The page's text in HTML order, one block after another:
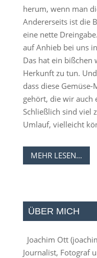
herum, wenn man
Andererseits ist die
eine nette
auf Anhieb bei uns
Das hat ein bißchen
Herkunft zu tun.
dass diese
gehört, die wir auch
Schließlich sind viel
Umlauf, vielleicht
MEHR LESEN…
ÜBER MICH
Joachim Ott (
Journalist, Fotograf